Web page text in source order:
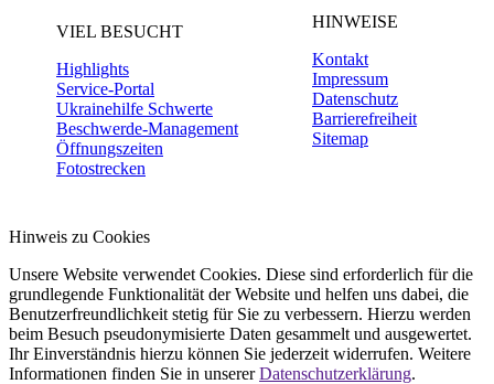
VIEL BESUCHT
Highlights
Service-Portal
Ukrainehilfe Schwerte
Beschwerde-Management
Öffnungszeiten
Fotostrecken
HINWEISE
Kontakt
Impressum
Datenschutz
Barrierefreiheit
Sitemap
Hinweis zu Cookies
Unsere Website verwendet Cookies. Diese sind erforderlich für die
grundlegende Funktionalität der Website und helfen uns dabei, die
Benutzerfreundlichkeit stetig für Sie zu verbessern. Hierzu werden
beim Besuch pseudonymisierte Daten gesammelt und ausgewertet.
Ihr Einverständnis hierzu können Sie jederzeit widerrufen. Weitere
Informationen finden Sie in unsererDatenschutzerklärung.